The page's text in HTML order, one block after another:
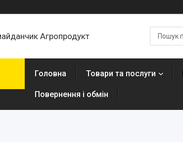
Агропродукт
Головна Товари та послуги
Повернення і обмін